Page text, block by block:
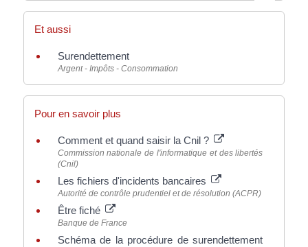
Et aussi
Surendettement
Argent - Impôts - Consommation
Pour en savoir plus
Comment et quand saisir la Cnil ?
Commission nationale de l'informatique et des libertés
(Cnil)
Les fichiers d'incidents bancaires
Autorité de contrôle prudentiel et de résolution (ACPR)
Être fiché
Banque de France
Schéma de la procédure de surendettement